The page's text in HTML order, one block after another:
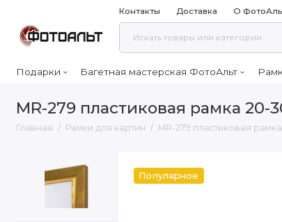
Контакты Доставка О
Подарки Багетная мастерская ФотоАльт
MR-279 пластиковая рамка 20-
Главная Рамки для картин MR-279 пластиковая
Популярное